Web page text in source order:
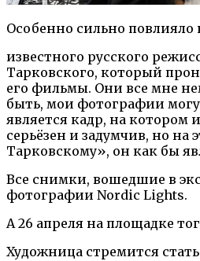
Особенно сильно повлияло
известного русского
Тарковского, который
его фильмы. Они все мне
быть, мои фотографии
является кадр, на котором
серьёзен и задумчив, но
Тарковскому», он как бы
Все снимки, вошедшие в
фотографии Nordic Lights.
А 26 апреля на площадке
Художница стремится